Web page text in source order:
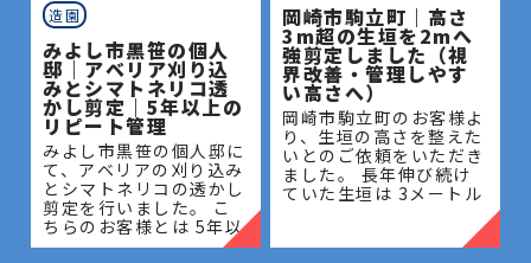
造園
みよし市黒笹の個人
邸｜アベリア刈り込
みとシマトネリコ透
かし剪定｜5年以上の
リピート管理
みよし市黒笹の個人邸に
て、アベリアの刈り込み
とシマトネリコの透かし
剪定を行いました。 こ
ちらのお客様とは 5年以
上のお付き合いがあり、
岡崎市駒立町｜高さ
3m超の生垣を2mへ
強剪定しました（視
界改善・管理しやす
い高さへ）
岡崎市駒立町のお客様よ
り、生垣の高さを整えた
いとのご依頼をいただき
ました。 長年伸び続け
ていた生垣は 3メートル
り、管理が難しく、日当
たりや風通しにも影響が